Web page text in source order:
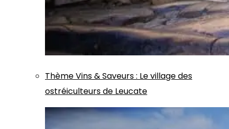
ThèmeVins & Saveurs: Le village des
ostréiculteurs de Leucate